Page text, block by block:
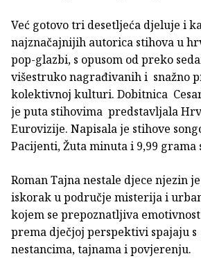
Već gotovo tri desetljeća djeluje i
najznačajnijih autorica stihova u
pop-glazbi, s opusom od preko
višestruko nagrađivanih i snažno
kolektivnoj kulturi. Dobitnica
je puta stihovima predstavljala
Eurovizije. Napisala je stihove
Pacijenti, Žuta minuta i 9,99 grama
Roman Tajna nestale djece njezin
iskorak u područje misterija i
kojem se prepoznatljiva
prema dječjoj perspektivi spajaju
nestancima, tajnama i povjerenju.